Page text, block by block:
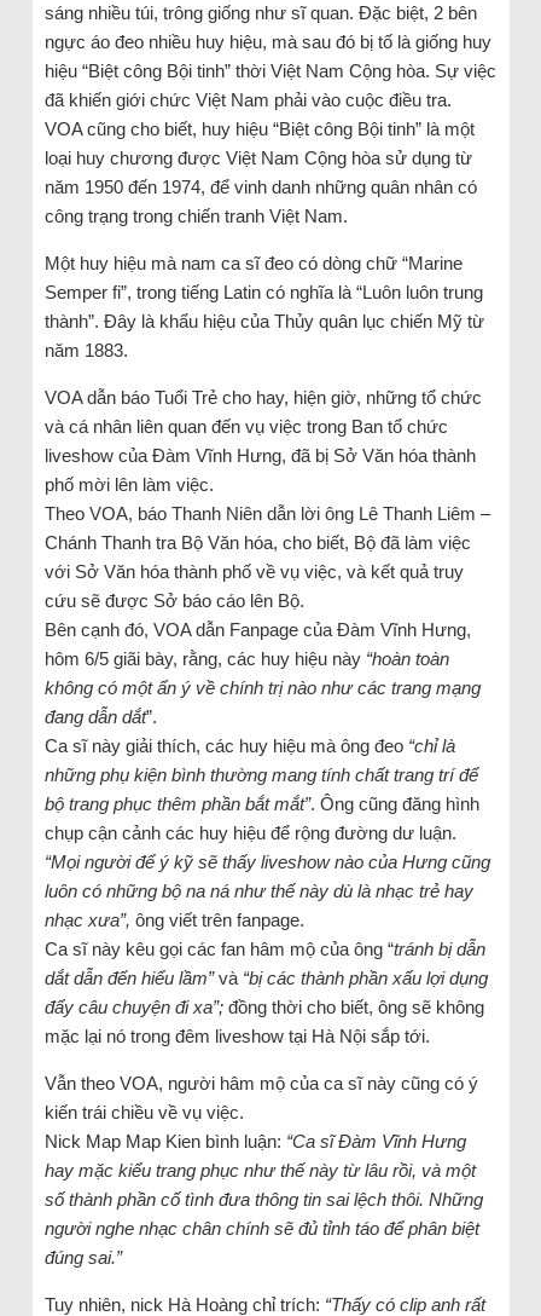
sáng nhiều túi, trông giống như sĩ quan. Đặc biệt, 2 bên
ngực áo đeo nhiều huy hiệu, mà sau đó bị tố là giống huy
hiệu “Biệt công Bội tinh” thời Việt Nam Cộng hòa. Sự việc
đã khiến giới chức Việt Nam phải vào cuộc điều tra.
VOA cũng cho biết, huy hiệu “Biệt công Bội tinh” là một
loại huy chương được Việt Nam Cộng hòa sử dụng từ
năm 1950 đến 1974, để vinh danh những quân nhân có
công trạng trong chiến tranh Việt Nam.
Một huy hiệu mà nam ca sĩ đeo có dòng chữ “Marine
Semper fi”, trong tiếng Latin có nghĩa là “Luôn luôn trung
thành”. Đây là khẩu hiệu của Thủy quân lục chiến Mỹ từ
năm 1883.
VOA dẫn báo Tuổi Trẻ cho hay, hiện giờ, những tổ chức
và cá nhân liên quan đến vụ việc trong Ban tổ chức
liveshow của Đàm Vĩnh Hưng, đã bị Sở Văn hóa thành
phố mời lên làm việc.
Theo VOA, báo Thanh Niên dẫn lời ông Lê Thanh Liêm –
Chánh Thanh tra Bộ Văn hóa, cho biết, Bộ đã làm việc
với Sở Văn hóa thành phố về vụ việc, và kết quả truy
cứu sẽ được Sở báo cáo lên Bộ.
Bên cạnh đó, VOA dẫn Fanpage của Đàm Vĩnh Hưng,
hôm 6/5 giãi bày, rằng, các huy hiệu này “hoàn toàn
không có một ẩn ý về chính trị nào như các trang mạng
đang dẫn dắt”.
Ca sĩ này giải thích, các huy hiệu mà ông đeo “chỉ là
những phụ kiện bình thường mang tính chất trang trí để
bộ trang phục thêm phần bắt mắt”. Ông cũng đăng hình
chụp cận cảnh các huy hiệu để rộng đường dư luận.
“Mọingười để ý kỹ sẽ thấy liveshow nào của Hưng cũng
luôn có những bộ na ná như thế này dù là nhạc trẻ hay
nhạc xưa”, ông viết trên fanpage.
Ca sĩ này kêu gọi các fan hâm mộ của ông “tránh bị dẫn
dắt dẫn đến hiểu lầm”và “bị các thành phần xấu lợi dụng
đẩy câu chuyện đi xa”;đồng thời cho biết, ông sẽ không
mặc lại nó trong đêm liveshow tại Hà Nội sắp tới.
Vẫn theo VOA, người hâm mộ của ca sĩ này cũng có ý
kiến trái chiều về vụ việc.
Nick Map Map Kien bình luận: “Ca sĩ Đàm Vĩnh Hưng
hay mặc kiểu trang phục như thế này từ lâu rồi, và một
số thành phần cố tình đưa thông tin sai lệch thôi. Những
người nghe nhạc chân chính sẽ đủ tỉnh táo để phân biệt
đúng sai.”
Tuy nhiên, nick Hà Hoàng chỉ trích: “Thấy có clip anh rất